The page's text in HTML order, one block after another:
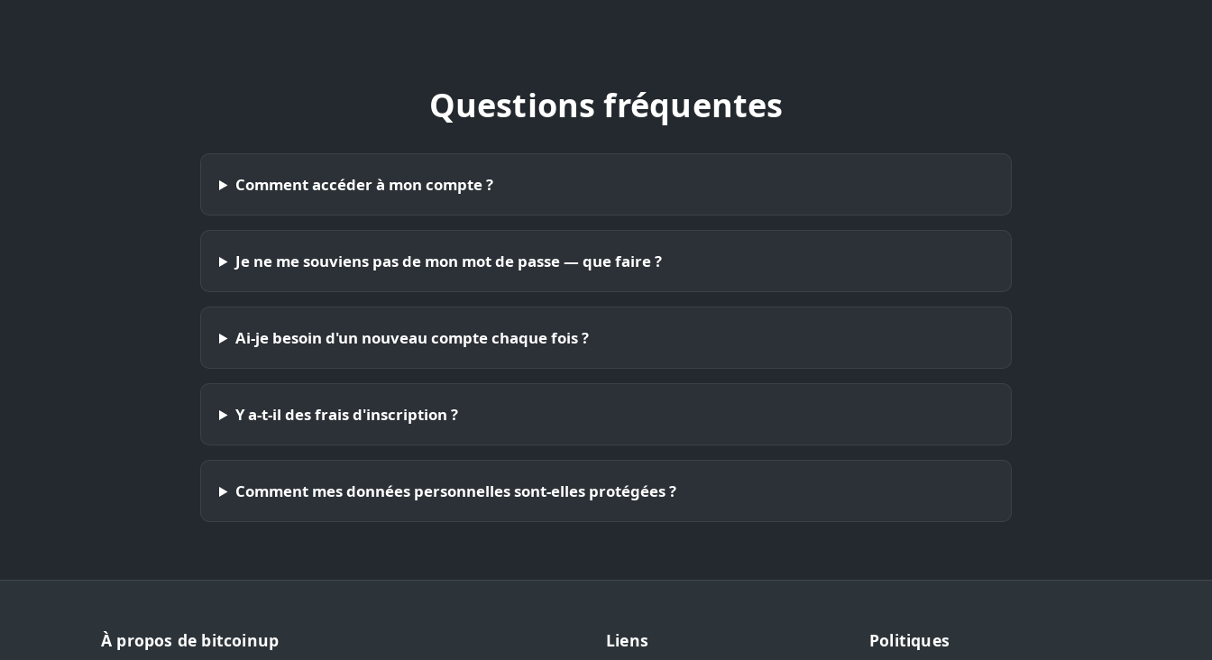
Questions fréquentes
Comment accéder à mon compte ?
Je ne me souviens pas de mon mot de passe — que faire ?
Ai-je besoin d'un nouveau compte chaque fois ?
Y a-t-il des frais d'inscription ?
Comment mes données personnelles sont-elles protégées ?
À propos de bitcoinup Liens Politiques